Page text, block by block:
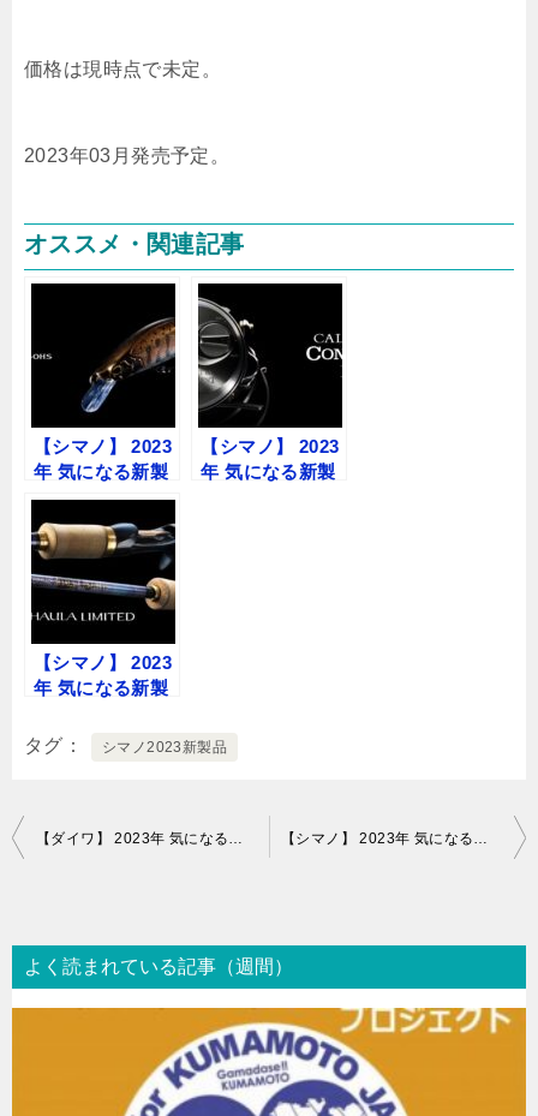
価格は現時点で未定。
2023年03月発売予定。
オススメ・関連記事
【シマノ】 2023
年 気になる新製
品のまとめ ルア
ー編
【シマノ】 2023
年 気になる新製
【シマノ】 2023
年 気になる新製
ド編
タグ シマノ2023新製品
投
ビ
ゲ
【ダイワ】 2023年 気になる新製品のまとめ ルアー編 【シマノ】 2023年 気になる新製品のまとめ ベイトリール編
よく読まれている記事（週間）